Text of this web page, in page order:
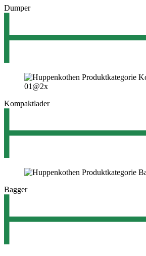
Dumper
Kompaktlader
Bagger